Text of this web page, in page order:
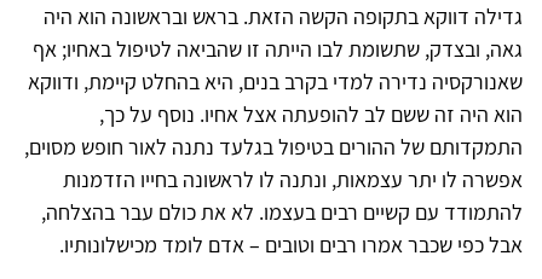
גדילה דווקא בתקופה הקשה הזאת. בראש ובראשונה הוא היה
גאה, ובצדק, שתשומת לבו הייתה זו שהביאה לטיפול באחיו; אף
שאנורקסיה נדירה למדי בקרב בנים, היא בהחלט קיימת, ודווקא
הוא היה זה ששם לב להופעתה אצל אחיו. נוסף על כך,
התמקדותם של ההורים בטיפול בגלעד נתנה לאור חופש מסוים,
אפשרה לו יתר עצמאות, ונתנה לו לראשונה בחייו הזדמנות
להתמודד עם קשיים רבים בעצמו. לא את כולם עבר בהצלחה,
אבל כפי שכבר אמרו רבים וטובים – אדם לומד מכישלונותיו.